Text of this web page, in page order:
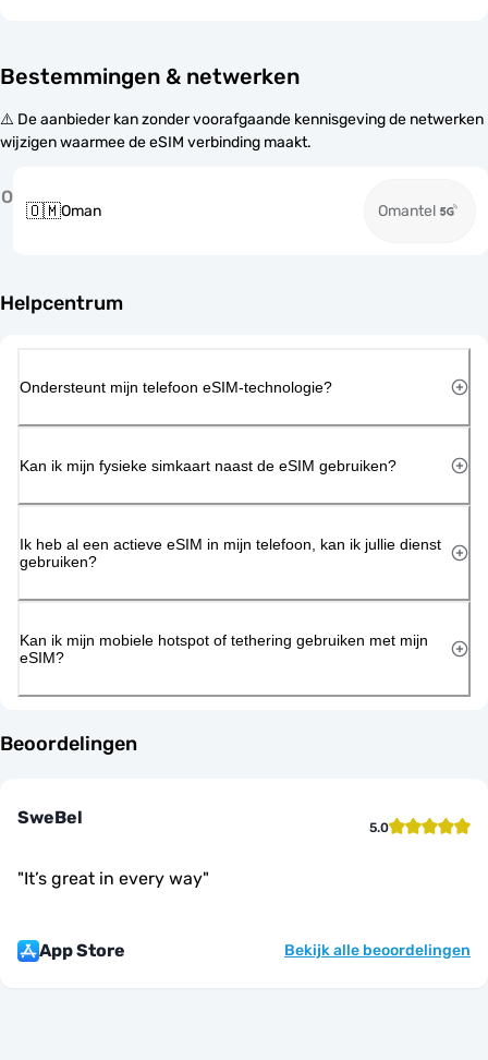
Bestemmingen & netwerken
⚠️ De aanbieder kan zonder voorafgaande kennisgeving de netwerken
wijzigen waarmee de eSIM verbinding maakt.
O
🇴🇲Oman Omantel
Helpcentrum
Ondersteunt mijn telefoon eSIM-technologie?
Kan ik mijn fysieke simkaart naast de eSIM gebruiken?
Ik heb al een actieve eSIM in mijn telefoon, kan ik jullie dienst
gebruiken?
Kan ik mijn mobiele hotspot of tethering gebruiken met mijn
eSIM?
Beoordelingen
SweBel 5.0
"It’s great in every way"
App Store Bekijk alle beoordelingen